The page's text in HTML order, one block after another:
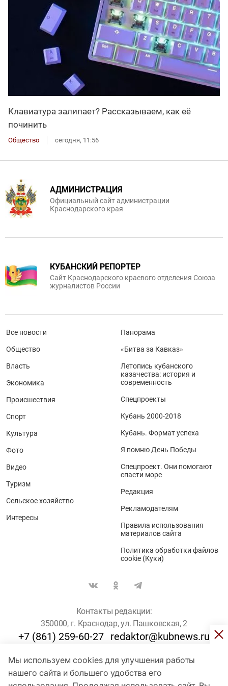
Клавиатура залипает? Рассказываем, как её
починить
Общество сегодня, 11:56
Мы используем cookies для улучшения работы
нашего сайта и большего удобства его
АДМИНИСТРАЦИЯ
Официальный сайт администрации
Краснодарского края
КУБАНСКИЙ РЕПОРТЕР
Сайт Краснодарского краевого отделения Союза
журналистов России
Все новости
Общество
Власть
Экономика
Происшествия
Спорт
Культура
Фото
Видео
Туризм
Сельское хозяйство
Интересы
Панорама
«Битва за Кавказ»
Летопись кубанского
казачества: история и
современность
Спецпроекты
Кубань 2000-2018
Кубань. Формат успеха
Я помню День Победы
Спецпроект. Они помогают
спасти море
Редакция
Рекламодателям
Правила использования
материалов сайта
Политика обработки файлов
cookie (Куки)
Контакты редакции:
350000, г. Краснодар, ул. Пашковская, 2
+7 (861) 259-60-27 redaktor@kubnews.ru
Для пользователей старше 16 лет